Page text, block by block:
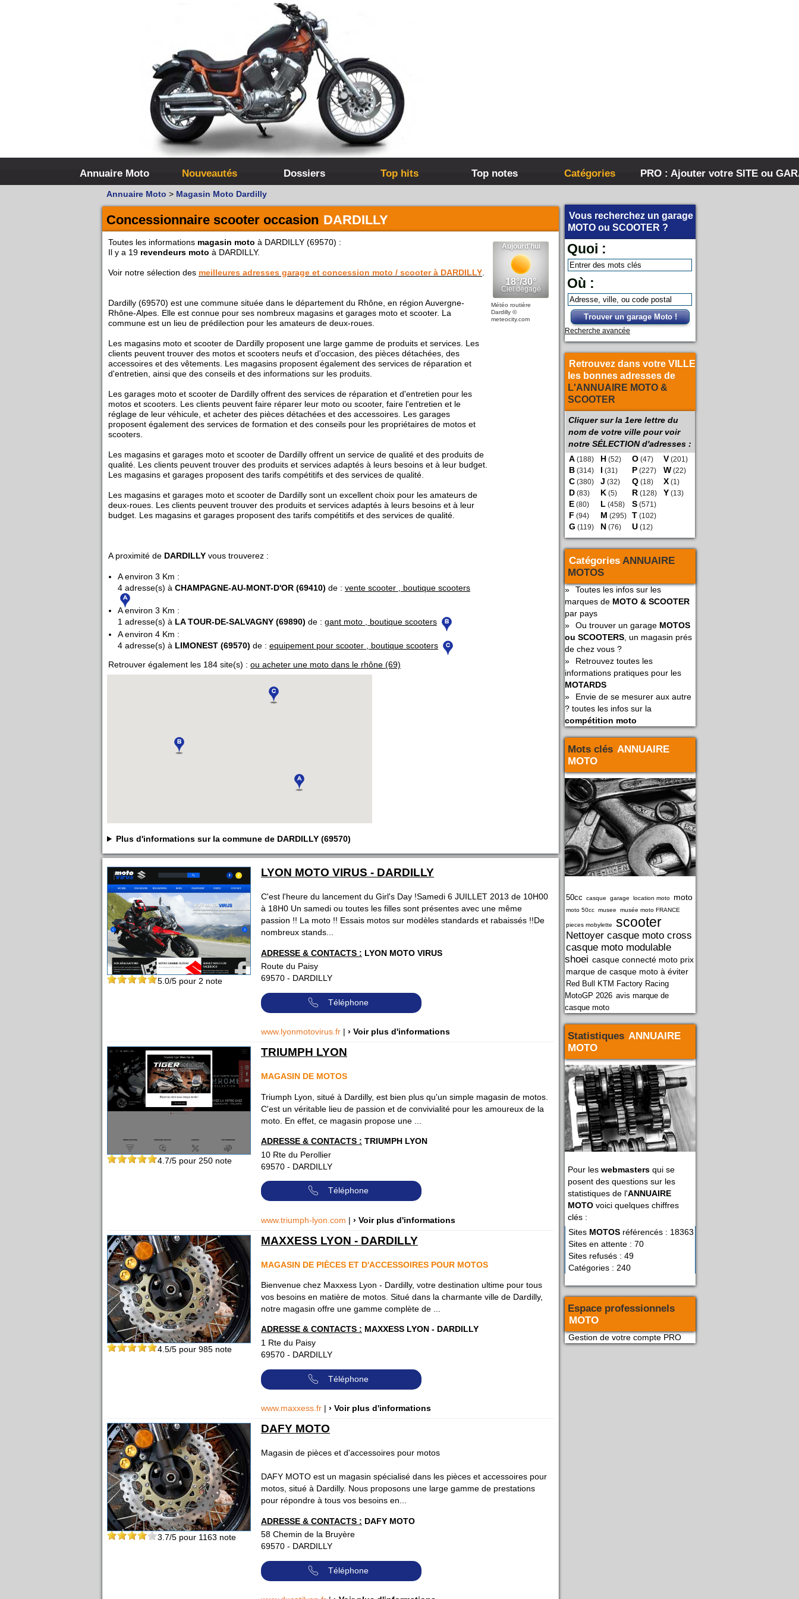
Annuaire Moto Nouveautés Dossiers Top hits Top notes Catégories PRO : Ajouter votre SITE ou
Vous recherchez un garage
MOTO ou SCOOTER ?
Quoi :
Où :
Trouver un garage Moto !
Recherche avancée
Retrouvez dans votre VILLE
les bonnes adresses de
L'ANNUAIRE MOTO &
SCOOTER
Cliquer sur la 1ere lettre du
nom de votre ville pour voir
notre SÉLECTION d'adresses :
A (188)
B (314)
C (380)
D (83)
E (80)
F (94)
G (119)
H (52)
I (31)
J (32)
K (5)
L (458)
M (295)
N (76)
O (47)
P (227)
Q (18)
R (128)
S (571)
T (102)
U (12)
V (201)
W (22)
X (1)
Y (13)
Catégories ANNUAIRE
MOTOS
»
Toutes les infos sur les
marques de MOTO & SCOOTER
par pays
»
Ou trouver un garage MOTOS
ou SCOOTERS , un magasin prés
de chez vous ?
»
Retrouvez toutes les
informations pratiques pour les
MOTARDS
»
Envie de se mesurer aux autre
? toutes les infos sur la
compétition moto
Mots clés ANNUAIRE
MOTO
50cc casque garage location moto moto
moto 50cc musee musée moto FRANCE
pieces mobylette scooter
Nettoyer casque moto cross
casque moto modulable
shoei casque connecté moto prix
marque de casque moto à éviter
Red Bull KTM Factory Racing
MotoGP 2026 avis marque de
casque moto
Statistiques ANNUAIRE
MOTO
Pour les webmasters qui se
posent des questions sur les
statistiques de l'ANNUAIRE
MOTO voici quelques chiffres
clés :
Sites MOTOS référencés : 18363
Sites en attente : 70
Sites refusés : 49
Catégories : 240
Espace professionnels
MOTO
Gestion de votre compte PRO
Annuaire Moto > Magasin Moto Dardilly
Concessionnaire scooter occasion DARDILLY
Toutes les informations magasin moto à DARDILLY (69570) :
Il y a 19 revendeurs moto à DARDILLY.
Voir notre sélection des meilleures adresses garage et concession moto / scooter à DARDILLY
Dardilly (69570) est une commune située dans le département du Rhône, en région Auvergne-
Rhône-Alpes. Elle est connue pour ses nombreux magasins et garages moto et scooter. La
commune est un lieu de prédilection pour les amateurs de deux-roues.
Les magasins moto et scooter de Dardilly proposent une large gamme de produits et services. Les
clients peuvent trouver des motos et scooters neufs et d'occasion, des pièces détachées, des
accessoires et des vêtements. Les magasins proposent également des services de réparation et
d'entretien, ainsi que des conseils et des informations sur les produits.
Les garages moto et scooter de Dardilly offrent des services de réparation et d'entretien pour les
motos et scooters. Les clients peuvent faire réparer leur moto ou scooter, faire l'entretien et le
réglage de leur véhicule, et acheter des pièces détachées et des accessoires. Les garages
proposent également des services de formation et des conseils pour les propriétaires de motos et
scooters.
Les magasins et garages moto et scooter de Dardilly offrent un service de qualité et des produits de
qualité. Les clients peuvent trouver des produits et services adaptés à leurs besoins et à leur budget.
Les magasins et garages proposent des tarifs compétitifs et des services de qualité.
Les magasins et garages moto et scooter de Dardilly sont un excellent choix pour les amateurs de
deux-roues. Les clients peuvent trouver des produits et services adaptés à leurs besoins et à leur
budget. Les magasins et garages proposent des tarifs compétitifs et des services de qualité.
A proximité de DARDILLY vous trouverez :
A environ 3 Km :
4 adresse(s) à CHAMPAGNE-AU-MONT-D'OR (69410) de : vente scooter , boutique scooters
A environ 3 Km :
1 adresse(s) à LA TOUR-DE-SALVAGNY (69890) de : gant moto , boutique scooters
A environ 4 Km :
4 adresse(s) à LIMONEST (69570) de : equipement pour scooter , boutique scooters
Retrouver également les 184 site(s) : ou acheter une moto dans le rhône (69)
Météo routière
Dardilly ©
meteocity.com
Plus d'informations sur la commune de DARDILLY (69570)
5.0/5 pour 2 note
LYON MOTO VIRUS - DARDILLY
C'est l'heure du lancement du Girl's Day !Samedi 6 JUILLET 2013 de 10H00
à 18H0 Un samedi ou toutes les filles sont présentes avec une même
passion !! La moto !! Essais motos sur modèles standards et rabaissés !!De
nombreux stands...
ADRESSE & CONTACTS : LYON MOTO VIRUS
Route du Paisy
69570 - DARDILLY
Téléphone
www.lyonmotovirus.fr | › Voir plus d'informations
4.7/5 pour 250 note
TRIUMPH LYON
MAGASIN DE MOTOS
Triumph Lyon, situé à Dardilly, est bien plus qu'un simple magasin de motos.
C'est un véritable lieu de passion et de convivialité pour les amoureux de la
moto. En effet, ce magasin propose une ...
ADRESSE & CONTACTS : TRIUMPH LYON
10 Rte du Perollier
69570 - DARDILLY
Téléphone
www.triumph-lyon.com | › Voir plus d'informations
4.5/5 pour 985 note
MAXXESS LYON - DARDILLY
MAGASIN DE PIÈCES ET D'ACCESSOIRES POUR MOTOS
Bienvenue chez Maxxess Lyon - Dardilly, votre destination ultime pour tous
vos besoins en matière de motos. Situé dans la charmante ville de Dardilly,
notre magasin offre une gamme complète de ...
ADRESSE & CONTACTS : MAXXESS LYON - DARDILLY
1 Rte du Paisy
69570 - DARDILLY
Téléphone
www.maxxess.fr | › Voir plus d'informations
3.7/5 pour 1163 note
DAFY MOTO
Magasin de pièces et d'accessoires pour motos
DAFY MOTO est un magasin spécialisé dans les pièces et accessoires pour
motos, situé à Dardilly. Nous proposons une large gamme de prestations
pour répondre à tous vos besoins en...
ADRESSE & CONTACTS : DAFY MOTO
58 Chemin de la Bruyère
69570 - DARDILLY
Téléphone